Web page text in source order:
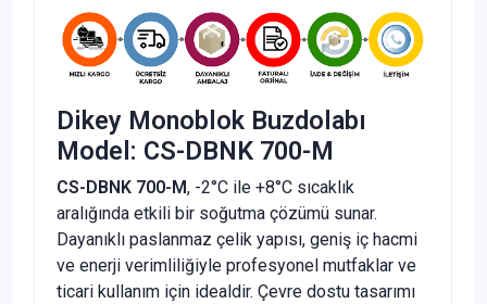
Dikey Monoblok Buzdolabı
Model: CS-DBNK 700-M
CS-DBNK 700-M, -2°C ile +8°C sıcaklık
aralığında etkili bir soğutma çözümü sunar.
Dayanıklı paslanmaz çelik yapısı, geniş iç hacmi
ve enerji verimliliğiyle profesyonel mutfaklar ve
ticari kullanım için idealdir. Çevre dostu tasarımı